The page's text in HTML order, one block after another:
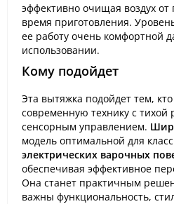
эффективно очищая воздух от
время приготовления.
ее работу очень комфортной
использовании.
Кому подойдет
Эта вытяжка подойдет тем,
современную технику с тихой
сенсорным управлением.
модель оптимальной для
электрических варочных
обеспечивая эффективное
Она станет практичным
важны функциональность,